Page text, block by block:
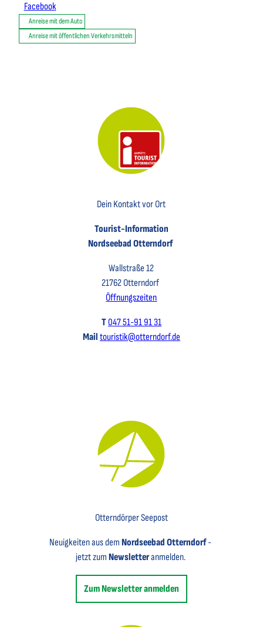
Facebook
Anreise mit dem Auto
Anreise mit öffentlichen Verkehrsmitteln
Dein Kontakt vor Ort
Tourist-Information
Nordseebad Otterndorf
Wallstraße 12
21762 Otterndorf
Öffnungszeiten
T047 51-91 91 31
Mail touristik@otterndorf.de
Otterndörper Seepost
Neuigkeiten aus demNordseebad Otterndorf-
jetzt zum Newsletteranmelden.
Zum Newsletter anmelden